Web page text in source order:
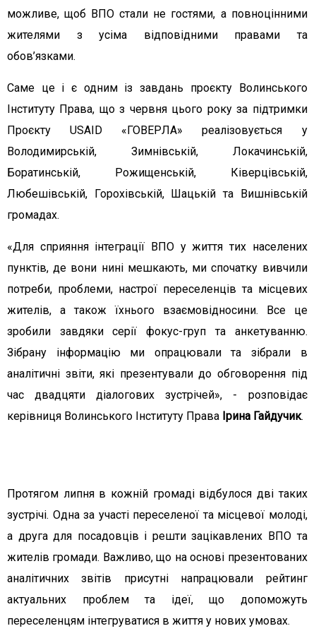
можливе, щоб ВПО стали не гостями, а повноцінними
жителями з усіма відповідними правами та
обов’язками.
Саме це і є одним із завдань проєкту Волинського
Інституту Права, що з червня цього року за підтримки
Проєкту USAID «ГОВЕРЛА» реалізовується у
Володимирській, Зимнівській, Локачинській,
Боратинській, Рожищенській, Ківерцівській,
Любешівській, Горохівській, Шацькій та Вишнівській
громадах.
«Для сприяння інтеграції ВПО у життя тих населених
пунктів, де вони нині мешкають, ми спочатку вивчили
потреби, проблеми, настрої переселенців та місцевих
жителів, а також їхнього взаємовідносини. Все це
зробили завдяки серії фокус-груп та анкетуванню.
Зібрану інформацію ми опрацювали та зібрали в
аналітичні звіти, які презентували до обговорення під
час двадцяти діалогових зустрічей», - розповідає
керівниця Волинського Інституту Права Ірина Гайдучик.
Протягом липня в кожній громаді відбулося дві таких
зустрічі. Одна за участі переселеної та місцевої молоді,
а друга для посадовців і решти зацікавлених ВПО та
жителів громади. Важливо, що на основі презентованих
аналітичних звітів присутні напрацювали рейтинг
актуальних проблем та ідеї, що допоможуть
переселенцям інтегруватися в життя у нових умовах.